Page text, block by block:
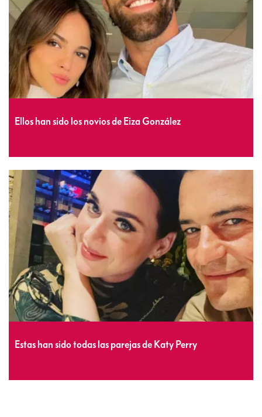
Ellos han sido los novios de Eiza González
Estas han sido todas las parejas de Katy Perry